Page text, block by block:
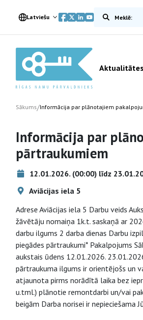
Latviešu Meklēt vietnē
Aktualitātes
Sākums/Informācija par plānotajiem
Informācija par
pārtraukumiem
12.01.2026. (00:00) līdz
Aviācijas iela 5
Adrese Aviācijas iela 5 Darbu veids
žāvētāju nomaiņa 1k.t. saskaņā ar
darbu ilgums 2 darba dienas Darbu
piegādes pārtraukumi* Pakalpojums
aukstais ūdens 12.01.2026.
pārtraukuma ilgums ir orientējošs un
atjaunota pirms norādītā laika bez
u.tml.) plānotie remontdarbi un/vai
beigām Darba norisei ir nepieciešama